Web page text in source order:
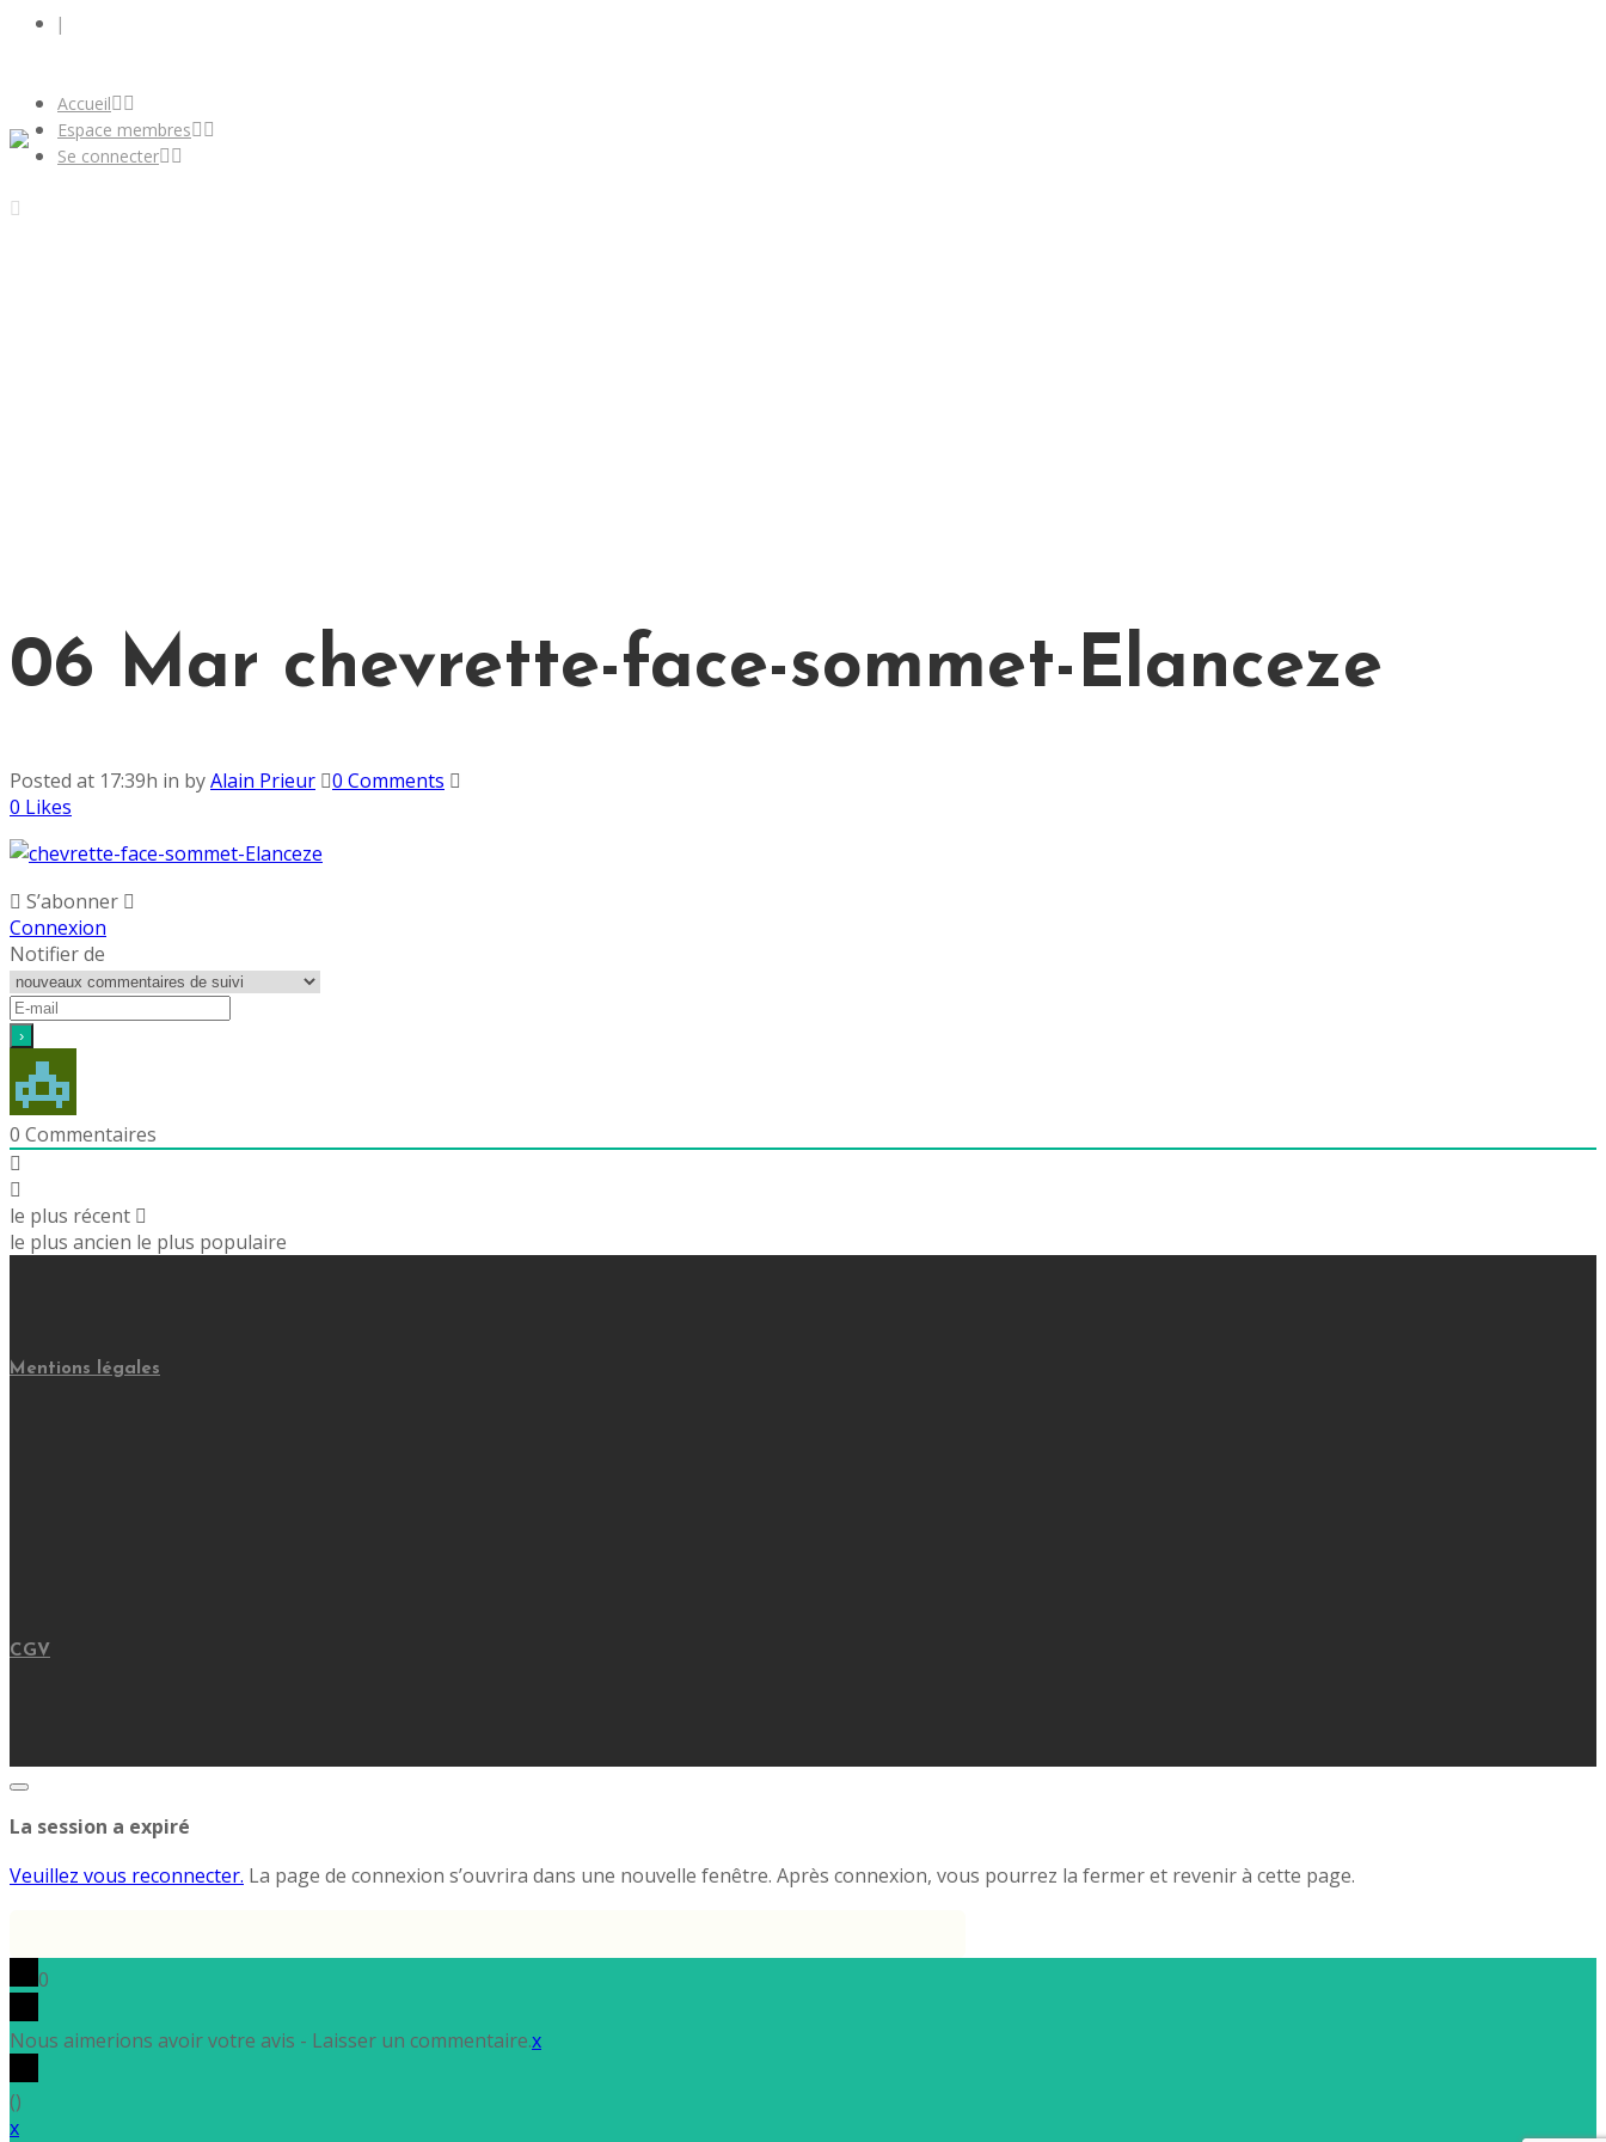
Accueil
Espace membres
Se connecter
06 Mar chevrette-face-sommet-Elanceze
Posted at 17:39h in byAlain Prieur
0 Comments
0 Likes
S’abonner
Connexion
Notifier de
0 Commentaires
le plus récent
le plus ancien le plus populaire
Mentions légales
CGV
Fermez
boite
dialogue
La session a expiré
Veuillez vous reconnecter. La page de connexion s’ouvrira dans une nouvelle fenêtre. Après connexion, vous pourrez la fermer et revenir à cette page.
0
Nous aimerions avoir votre avis - Laisser un commentaire.x
()
x